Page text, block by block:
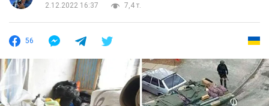
2.12.2022 16:37
7,4 т.
56